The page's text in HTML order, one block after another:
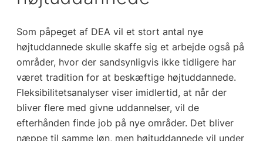
Som påpeget af DEA vil et stort antal nye
højtuddannede skulle skaffe sig et arbejde også på
områder, hvor der sandsynligvis ikke tidligere har
været tradition for at beskæftige højtuddannede.
Fleksibilitetsanalyser viser imidlertid, at når der
bliver flere med givne uddannelser, vil de
efterhånden finde job på nye områder. Det bliver
næppe til samme løn, men højtuddannede vil under